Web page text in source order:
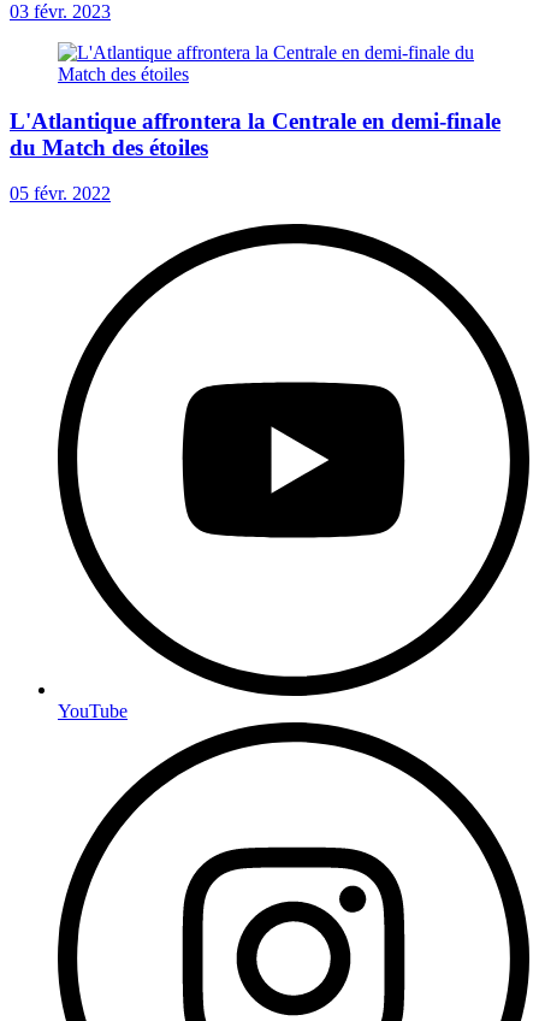
03 févr. 2023
L'Atlantique affrontera la Centrale en demi-finale
du Match des étoiles
05 févr. 2022
YouTube